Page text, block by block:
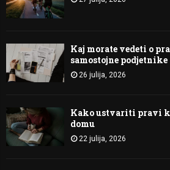
Kaj morate vedeti o
samostojne podjetnike
26 julija, 2026
Kako ustvariti pravi
domu
22 julija, 2026